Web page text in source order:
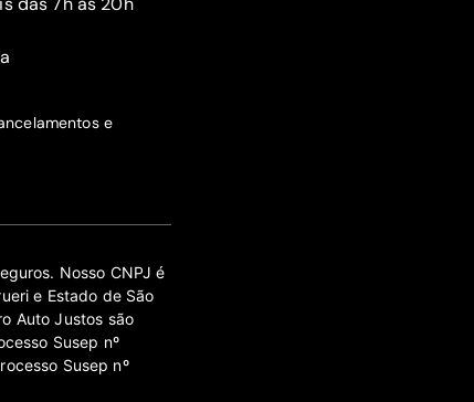
e
Nosso CNPJ é
e Estado de São
Auto Justos são
Susep nº
Susep nº